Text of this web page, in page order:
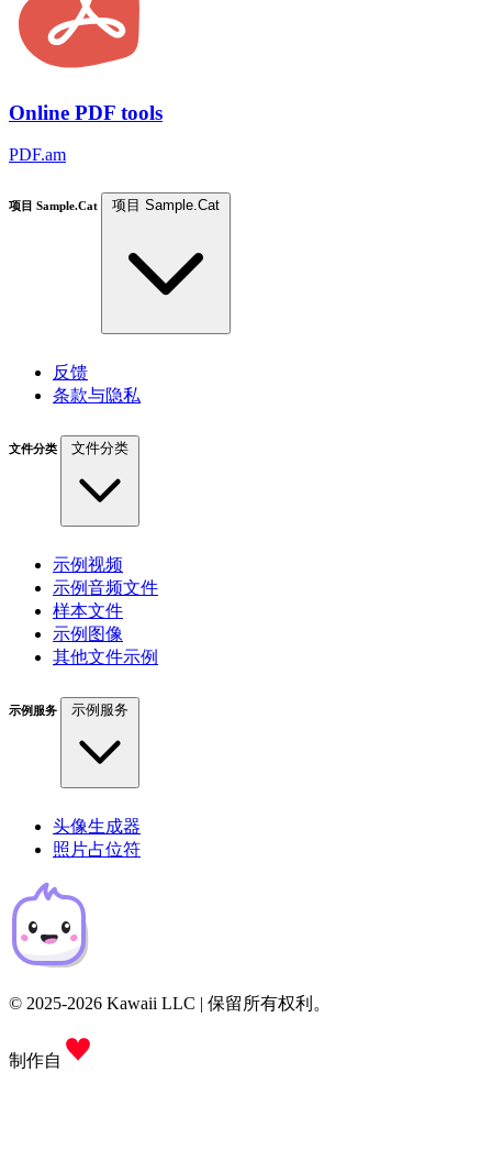
Online PDF tools
PDF.am
项目 Sample.Cat 项目 Sample.Cat
反馈
条款与隐私
文件分类 文件分类
示例视频
示例音频文件
样本文件
示例图像
其他文件示例
示例服务 示例服务
头像生成器
照片占位符
© 2025-2026 Kawaii LLC | 保留所有权利。
制作自